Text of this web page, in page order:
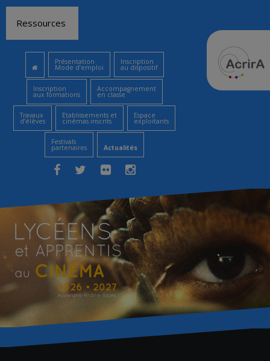
contenu
Ressources
Présentation
Mode d’emploi
Inscription
au dispositif
Inscription
aux formations
Accompagnement
en classe
Travaux
d’élèves
Etablissements et
cinémas inscrits
Espace
exploitants
Festivals
partenaires Actualités